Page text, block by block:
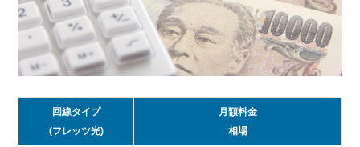
なら
NURO
光
2.1.
光の
月額
回線タイプ
(フレッツ光)
月額料金
相場